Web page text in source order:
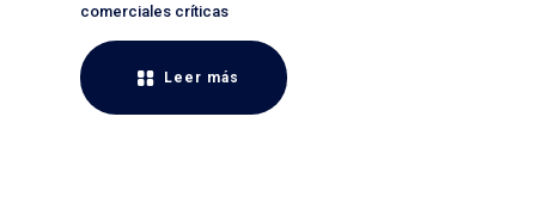
comerciales críticas
Leer más